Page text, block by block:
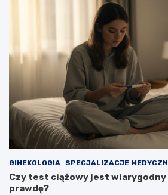
GINEKOLOGIA SPECJALIZACJE
Czy test ciążowy jest wiarygodny
prawdę?